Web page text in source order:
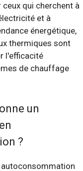
qui cherchent à
et à
énergétique,
thermiques sont
l'efficacité
de chauffage
un
?
autoconsommation